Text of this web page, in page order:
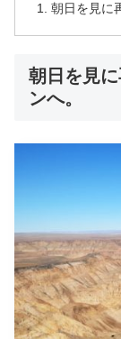
朝日を見に
朝日を見
ンへ。